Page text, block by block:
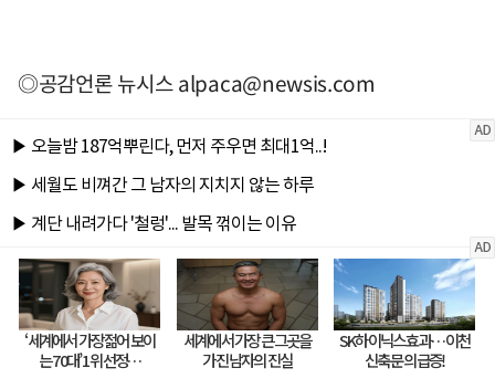
◎공감언론 뉴시스alpaca@newsis.com